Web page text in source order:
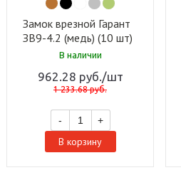
Замок врезной Гарант
ЗВ9-4.2 (медь) (10 шт)
В наличии
962.28 руб. /шт
1 233.68руб.
- +
В корзину